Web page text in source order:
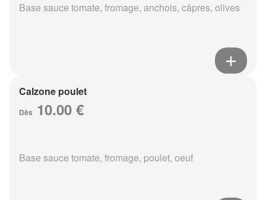
Base sauce tomate, fromage, anchois, câpres, olives
Calzone poulet
Dès 10.00 €
Base sauce tomate, fromage, poulet, oeuf